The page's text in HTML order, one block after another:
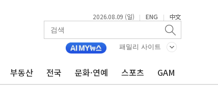
2026.08.09 (일) | ENG | 中文
패밀리 사이트
부동산 전국 문화·연예 스포츠 GAM
차 선두 유지...金 46.01% vs 鄭 44.53%
당선...합산득표율 68.63%
대 구속…범행 후 반려견도 죽여
결과...김민석 48.54% 정청래 44.40%